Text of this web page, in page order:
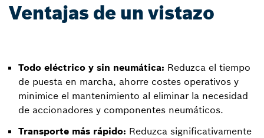
Ventajas de un vistazo
Todo eléctrico y sin neumática: Reduzca el tiempo
de puesta en marcha, ahorre costes operativos y
minimice el mantenimiento al eliminar la necesidad
de accionadores y componentes neumáticos.
Transporte más rápido: Reduzca significativamente